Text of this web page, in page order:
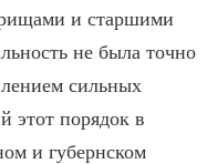
и старшими
не была точно
сильных
этот порядок в
и губернском